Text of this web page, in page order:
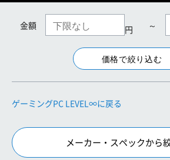
金額 円 ～
ゲーミングPC LEVEL∞に戻る
メーカー・スペックから